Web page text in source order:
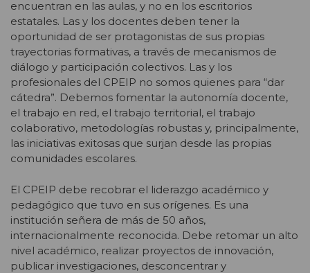
encuentran en las aulas, y no en los escritorios
estatales. Las y los docentes deben tener la
oportunidad de ser protagonistas de sus propias
trayectorias formativas, a través de mecanismos de
diálogo y participación colectivos. Las y los
profesionales del CPEIP no somos quienes para “dar
cátedra”. Debemos fomentar la autonomía docente,
el trabajo en red, el trabajo territorial, el trabajo
colaborativo, metodologías robustas y, principalmente,
las iniciativas exitosas que surjan desde las propias
comunidades escolares.
El CPEIP debe recobrar el liderazgo académico y
pedagógico que tuvo en sus orígenes. Es una
institución señera de más de 50 años,
internacionalmente reconocida. Debe retomar un alto
nivel académico, realizar proyectos de innovación,
publicar investigaciones, desconcentrar y